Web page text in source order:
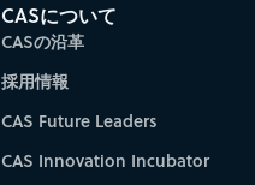
CASについて
CASの沿革
採用情報
CAS Future Leaders
CAS Innovation Incubator